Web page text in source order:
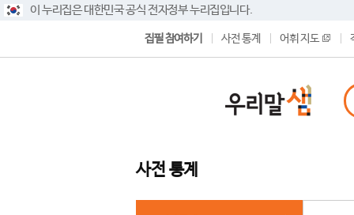
이 누리집은 대한민국 공식 전자정부 누리집입니다.
집필 참여하기 사전 통계 어휘 지도
사전 통계